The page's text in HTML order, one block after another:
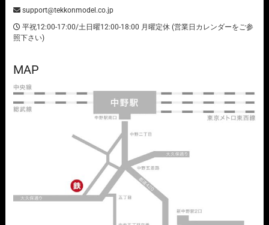
support@tekkonmodel.co.jp
平祝12:00-17:00/土日曜12:00-18:00 月曜定休 (営業日カレンダーをご参
照下さい)
MAP